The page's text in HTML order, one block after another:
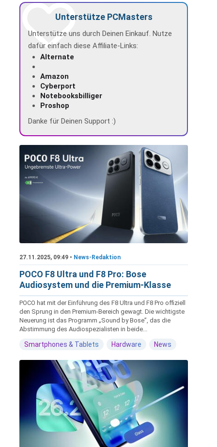
Unterstütze PCMasters
Unterstütze uns durch Deinen Einkauf. Nutze
dafür einfach diese Affiliate-Links:
Alternate
Amazon
Cyberport
Notebooksbilliger
Proshop
Danke für Deinen Support :)
27.11.2025, 09:49 • News-Redaktion
POCO F8 Ultra und F8 Pro: Bose
Audiosystem und die Premium-Klasse
POCO hat mit der Einführung des F8 Ultra und F8 Pro offiziell
den Sprung in den Premium-Bereich gewagt. Die wichtigste
Neuerung ist das Programm „Sound by Bose”, das die
Abstimmung des Audiospezialisten in beide...
Smartphones & Tablets Hardware News